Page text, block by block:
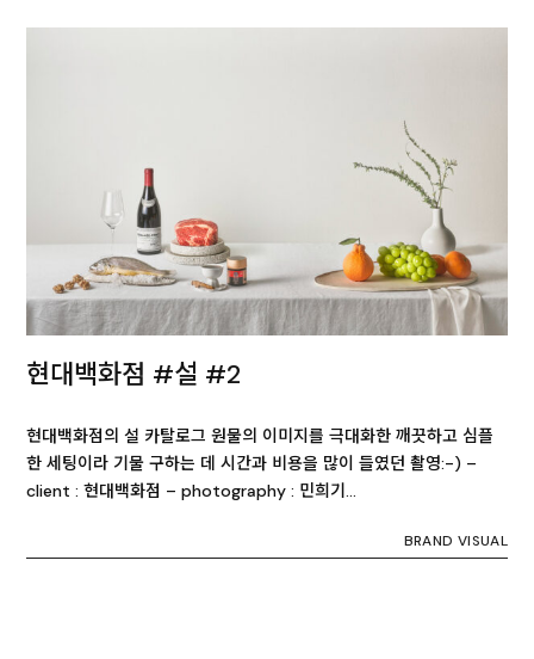
현대백화점 #설 #2
현대백화점의 설 카탈로그 원물의 이미지를 극대화한 깨끗하고 심플
한 세팅이라 기물 구하는 데 시간과 비용을 많이 들였던 촬영:-) –
client : 현대백화점 – photography : 민희기…
BRAND VISUAL